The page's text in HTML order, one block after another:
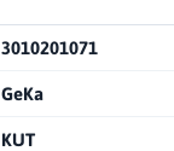
3010201071
GeKa
KUT